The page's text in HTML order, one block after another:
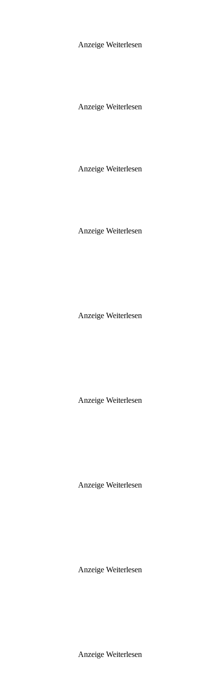
Anzeige Weiterlesen
Anzeige Weiterlesen
Anzeige Weiterlesen
Anzeige Weiterlesen
Anzeige Weiterlesen
Anzeige Weiterlesen
Anzeige Weiterlesen
Anzeige Weiterlesen
Anzeige Weiterlesen